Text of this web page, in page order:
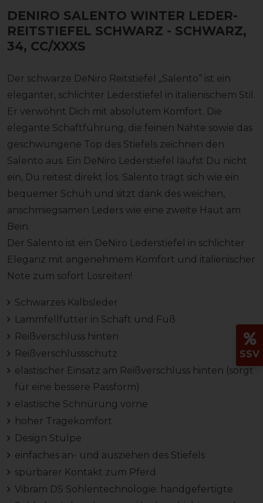
DENIRO SALENTO WINTER LEDER-
REITSTIEFEL SCHWARZ - SCHWARZ,
34, CC/XXXS
Der schwarze DeNiro Reitstiefel „Salento“ ist ein
eleganter, schlichter Lederstiefel in italienischem Stil.
Er verwöhnt Dich mit absolutem Komfort. Die
elegante Schaftführung, die feinen Nähte sowie das
geschwungene Top des Stiefels zeichnen den
Salento aus. Ein DeNiro Lederstiefel läufst Du nicht
ein, Du reitest direkt los. Salento trägt sich wie ein
bequemer Schuh und sitzt dank des weichen,
anschmiegsamen Leders wie eine zweite Haut am
Bein.
Der Salento ist ein DeNiro Lederstiefel in schlichter
Eleganz mit angenehmem Komfort und italienischer
Note zum sofort Losreiten!
Schwarzes Kalbsleder
Lammfellfutter in Schaft und Fuß
Reißverschluss hinten
Reißverschlussschutz
elastischer Einsatz am Reißverschluss hinten (sorgt
für eine bessere Passform)
elastische Schnürung vorne
hoher Tragekomfort
Design Stulpe
einfaches an- und ausziehen des Stiefels
spürbarer Kontakt zum Pferd
Vibram DS Sohlentechnologie: handgefertigte
SSV